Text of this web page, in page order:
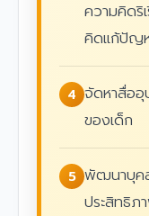
ความคิดริ
คิดแก้ปัญ
4 จัดหาสื่อ
ของเด็ก
5 พัฒนาบุคล
ประสิทธิภ